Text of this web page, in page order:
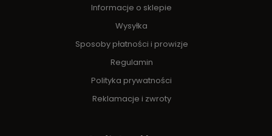
Informacje o sklepie
Wysyłka
Sposoby płatności i prowizje
Regulamin
Polityka prywatności
Reklamacje i zwroty